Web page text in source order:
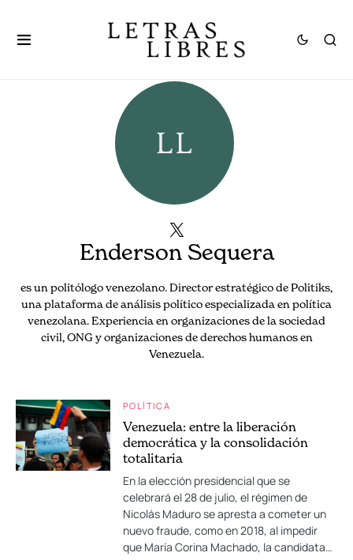
Enderson Sequera
es un politólogo venezolano. Director estratégico de Politiks,
una plataforma de análisis político especializada en política
venezolana. Experiencia en organizaciones de la sociedad
civil, ONG y organizaciones de derechos humanos en
Venezuela.
POLÍTICA
Venezuela: entre la liberación
democrática y la consolidación
totalitaria
En la elección presidencial que se
celebrará el 28 de julio, el régimen de
Nicolás Maduro se apresta a cometer un
nuevo fraude, como en 2018, al impedir
que María Corina Machado, la candidata…